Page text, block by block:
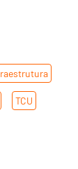
TCU